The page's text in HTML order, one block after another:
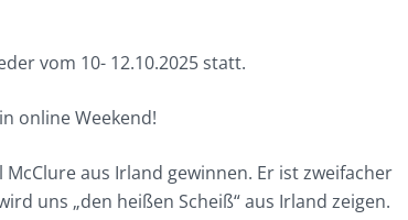
vom 10- 12.10.2025 statt.
online Weekend!
aus Irland gewinnen. Er ist zweifacher
uns „den heißen Scheiß“ aus Irland zeigen.